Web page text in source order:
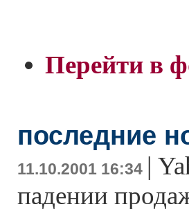
Перейти в
последние
11.10.2001 16:34 |
падении